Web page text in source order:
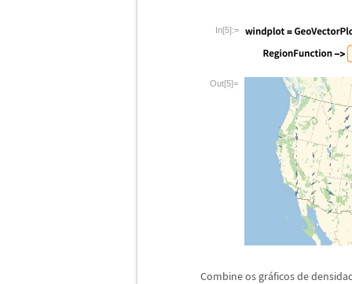
In[5]:=
Out[5]=
Combine os gráficos de